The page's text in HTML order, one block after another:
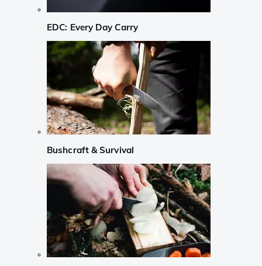
EDC: Every Day Carry
Bushcraft & Survival